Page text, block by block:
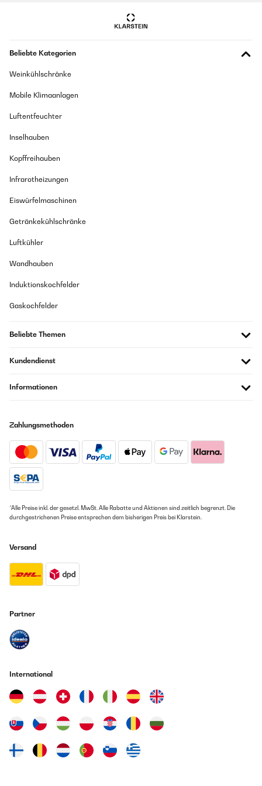
kostenlos zur Verfügung gestellt, dies hat jedoch keinerlei Einfluss auf
eigenständig überprüft
Beliebte Kategorien
Weinkühlschränke
Mobile Klimaanlagen
Luftentfeuchter
Inselhauben
Kopffreihauben
Infrarotheizungen
Eiswürfelmaschinen
Getränkekühlschränke
Luftkühler
Wandhauben
Induktionskochfelder
Gaskochfelder
Beliebte Themen
Kundendienst
Informationen
Zahlungsmethoden
*Alle Preise inkl. der gesetzl. MwSt. Alle Rabatte und Aktionen sind zeitlich begrenzt. Die
durchgestrichenen Preise entsprechen dem bisherigen Preis bei Klarstein.
Versand
Partner
International